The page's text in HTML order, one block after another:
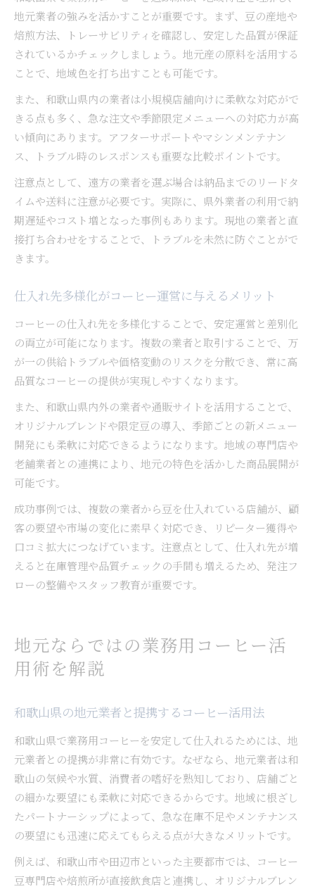
地元業者の強みを活かすことが重要です。まず、豆の産地や
焙煎方法、トレーサビリティを確認し、安定した品質が保証
されているかチェックしましょう。地元産の原料を活用する
ことで、地域色を打ち出すことも可能です。
また、和歌山県内の業者は小規模店舗向けに柔軟な対応がで
きる点も多く、急な注文や季節限定メニューへの対応力が高
い傾向にあります。アフターサポートやマシンメンテナン
ス、トラブル時のレスポンスも重要な比較ポイントです。
注意点として、遠方の業者を選ぶ場合は納品までのリードタ
イムや送料に注意が必要です。実際に、県外業者の利用で納
期遅延やコスト増となった事例もあります。現地の業者と直
接打ち合わせをすることで、トラブルを未然に防ぐことがで
きます。
仕入れ先多様化がコーヒー運営に与えるメリット
コーヒーの仕入れ先を多様化することで、安定運営と差別化
の両立が可能になります。複数の業者と取引することで、万
が一の供給トラブルや価格変動のリスクを分散でき、常に高
品質なコーヒーの提供が実現しやすくなります。
また、和歌山県内外の業者や通販サイトを活用することで、
オリジナルブレンドや限定豆の導入、季節ごとの新メニュー
開発にも柔軟に対応できるようになります。地域の専門店や
老舗業者との連携により、地元の特色を活かした商品展開が
可能です。
成功事例では、複数の業者から豆を仕入れている店舗が、顧
客の要望や市場の変化に素早く対応でき、リピーター獲得や
口コミ拡大につなげています。注意点として、仕入れ先が増
えると在庫管理や品質チェックの手間も増えるため、発注フ
ローの整備やスタッフ教育が重要です。
地元ならではの業務用コーヒー活
用術を解説
和歌山県の地元業者と提携するコーヒー活用法
和歌山県で業務用コーヒーを安定して仕入れるためには、地
元業者との提携が非常に有効です。なぜなら、地元業者は和
歌山の気候や水質、消費者の嗜好を熟知しており、店舗ごと
の細かな要望にも柔軟に対応できるからです。地域に根ざし
たパートナーシップによって、急な在庫不足やメンテナンス
の要望にも迅速に応えてもらえる点が大きなメリットです。
例えば、和歌山市や田辺市といった主要都市では、コーヒー
豆専門店や焙煎所が直接飲食店と連携し、オリジナルブレン